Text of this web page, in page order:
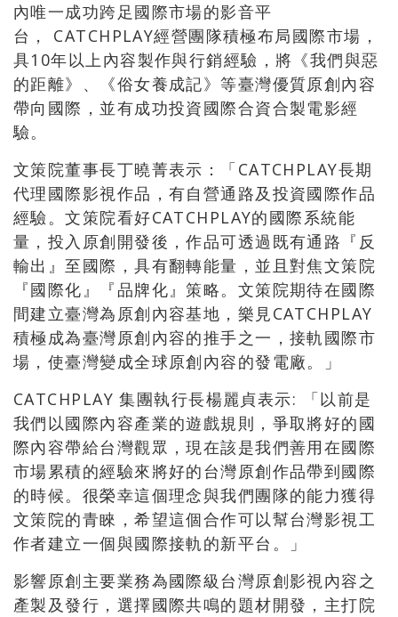
內唯一成功跨足國際市場的影音平
台， CATCHPLAY經營團隊積極布局國際市場，
具10年以上內容製作與行銷經驗，將《我們與惡
的距離》、《俗女養成記》等臺灣優質原創內容
帶向國際，並有成功投資國際合資合製電影經
驗。
文策院董事長丁曉菁表示：「CATCHPLAY長期
代理國際影視作品，有自營通路及投資國際作品
經驗。文策院看好CATCHPLAY的國際系統能
量，投入原創開發後，作品可透過既有通路『反
輸出』至國際，具有翻轉能量，並且對焦文策院
『國際化』『品牌化』策略。文策院期待在國際
間建立臺灣為原創內容基地，樂見CATCHPLAY
積極成為臺灣原創內容的推手之一，接軌國際市
場，使臺灣變成全球原創內容的發電廠。」
CATCHPLAY 集團執行長楊麗貞表示: 「以前是
我們以國際內容產業的遊戲規則，爭取將好的國
際內容帶給台灣觀眾，現在該是我們善用在國際
市場累積的經驗來將好的台灣原創作品帶到國際
的時候。很榮幸這個理念與我們團隊的能力獲得
文策院的青睞，希望這個合作可以幫台灣影視工
作者建立一個與國際接軌的新平台。」
影響原創主要業務為國際級台灣原創影視內容之
產製及發行，選擇國際共鳴的題材開發，主打院